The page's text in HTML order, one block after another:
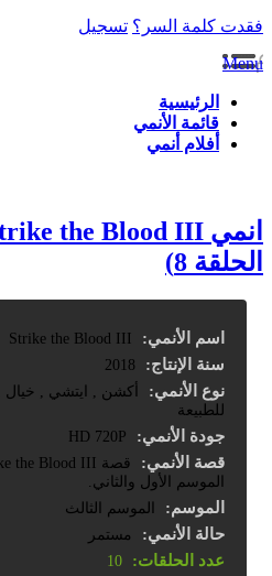
فقدت كلمة السر؟ تسجيل
Menu
الرئيسية
قائمة الأنمي
أفلام أنمي
الحلقة 8)
اسم الأنمي: Strike the Blood III
سنة الإنتاج: 2018
نوع الأنمي:
أكشن , ايتشي ,
للطبيعة
جودة الأنمي: HD 720P
قصة الأنمي:
الموسم الأول والثاني.
الموسم: الموسم الثالث
حالة الأنمي: مستمر
عدد الحلقات: 10